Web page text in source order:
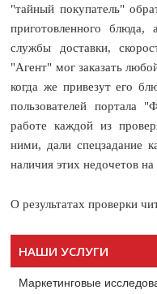
"тайный покупатель"
приготовленного
службы доставки,
"Агент" мог заказать
когда же привезут его
пользователей портала
работе каждой из
ними, дали спецзадание
наличия этих недочетов
О результатах проверки
НАШИ УСЛУГИ
Маркетинговые